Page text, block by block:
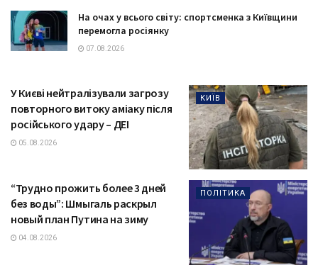
На очах у всього світу: спортсменка з Київщини
перемогла росіянку
07.08.2026
КИЇВ
У Києві нейтралізували загрозу
повторного витоку аміаку після
російського удару – ДЕІ
05.08.2026
ПОЛІТИКА
“Трудно прожить более 3 дней
без воды”: Шмыгаль раскрыл
новый план Путина на зиму
04.08.2026